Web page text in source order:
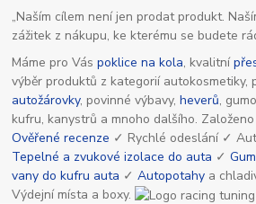
„Naším cílem není jen prodat produkt.
zážitek z nákupu, ke kterému se budete
Máme pro Váspoklice na kola, kvalitní
výběr produktů z kategorií autokosmetiky,
autožárovky, povinné výbavy,heverů,
kufru, kanystrů a mnoho dalšího.
Ověřené recenze ✓ Rychlé odeslání ✓
Tepelné a zvukové izolace do auta ✓
vany do kufru auta ✓Autopotahy a
Výdejní místa a boxy.